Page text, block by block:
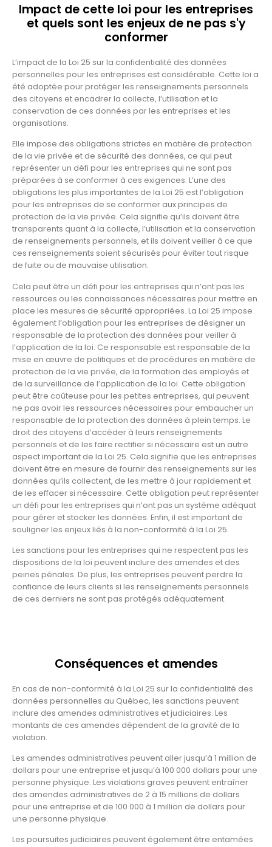
Impact de cette loi pour les entreprises
et quels sont les enjeux de ne pas s'y
conformer
L’impact de la Loi 25 sur la confidentialité des données
personnelles pour les entreprises est considérable. Cette loi a
été adoptée pour protéger les renseignements personnels
des citoyens et encadrer la collecte, l’utilisation et la
conservation de ces données par les entreprises et les
organisations.
Elle impose des obligations strictes en matière de protection
de la vie privée et de sécurité des données, ce qui peut
représenter un défi pour les entreprises qui ne sont pas
préparées à se conformer à ces exigences. L’une des
obligations les plus importantes de la Loi 25 est l’obligation
pour les entreprises de se conformer aux principes de
protection de la vie privée. Cela signifie qu’ils doivent être
transparents quant à la collecte, l’utilisation et la conservation
de renseignements personnels, et ils doivent veiller à ce que
ces renseignements soient sécurisés pour éviter tout risque
de fuite ou de mauvaise utilisation.
Cela peut être un défi pour les entreprises qui n’ont pas les
ressources ou les connaissances nécessaires pour mettre en
place les mesures de sécurité appropriées. La Loi 25 impose
également l’obligation pour les entreprises de désigner un
responsable de la protection des données pour veiller à
l’application de la loi. Ce responsable est responsable de la
mise en œuvre de politiques et de procédures en matière de
protection de la vie privée, de la formation des employés et
de la surveillance de l’application de la loi. Cette obligation
peut être coûteuse pour les petites entreprises, qui peuvent
ne pas avoir les ressources nécessaires pour embaucher un
responsable de la protection des données à plein temps. Le
droit des citoyens d’accéder à leurs renseignements
personnels et de les faire rectifier si nécessaire est un autre
aspect important de la Loi 25. Cela signifie que les entreprises
doivent être en mesure de fournir des renseignements sur les
données qu’ils collectent, de les mettre à jour rapidement et
de les effacer si nécessaire. Cette obligation peut représenter
un défi pour les entreprises qui n’ont pas un système adéquat
pour gérer et stocker les données. Enfin, il est important de
souligner les enjeux liés à la non-conformité à la Loi 25.
Les sanctions pour les entreprises qui ne respectent pas les
dispositions de la loi peuvent inclure des amendes et des
peines pénales. De plus, les entreprises peuvent perdre la
confiance de leurs clients si les renseignements personnels
de ces derniers ne sont pas protégés adéquatement.
Conséquences et amendes
En cas de non-conformité à la Loi 25 sur la confidentialité des
données personnelles au Québec, les sanctions peuvent
inclure des amendes administratives et judiciaires. Les
montants de ces amendes dépendent de la gravité de la
violation.
Les amendes administratives peuvent aller jusqu’à 1 million de
dollars pour une entreprise et jusqu’à 100 000 dollars pour une
personne physique. Les violations graves peuvent entraîner
des amendes administratives de 2 à 15 millions de dollars
pour une entreprise et de 100 000 à 1 million de dollars pour
une personne physique.
Les poursuites judiciaires peuvent également être entamées